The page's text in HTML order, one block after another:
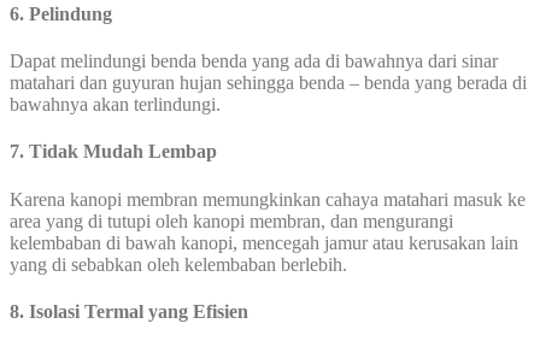
6. Pelindung
Dapat melindungi benda benda yang ada di bawahnya dari sinar
matahari dan guyuran hujan sehingga benda – benda yang berada di
bawahnya akan terlindungi.
7. Tidak Mudah Lembap
Karena kanopi membran memungkinkan cahaya matahari masuk ke
area yang di tutupi oleh kanopi membran, dan mengurangi
kelembaban di bawah kanopi, mencegah jamur atau kerusakan lain
yang di sebabkan oleh kelembaban berlebih.
8. Isolasi Termal yang Efisien